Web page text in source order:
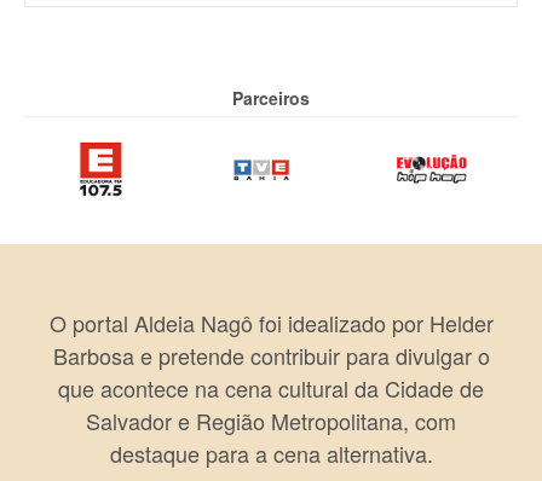
Parceiros
O portal Aldeia Nagô foi idealizado por Helder
Barbosa e pretende contribuir para divulgar o
que acontece na cena cultural da Cidade de
Salvador e Região Metropolitana, com
destaque para a cena alternativa.